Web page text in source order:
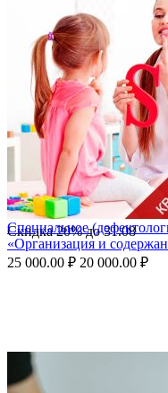
Скидка20%до31.08
Специальное
«Организация и
25 000.00 ₽ 20 000.00 ₽